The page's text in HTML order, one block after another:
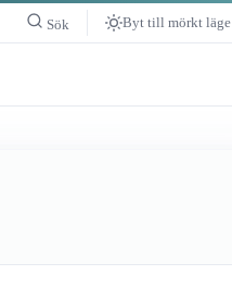
Sök Byt till mörkt läge